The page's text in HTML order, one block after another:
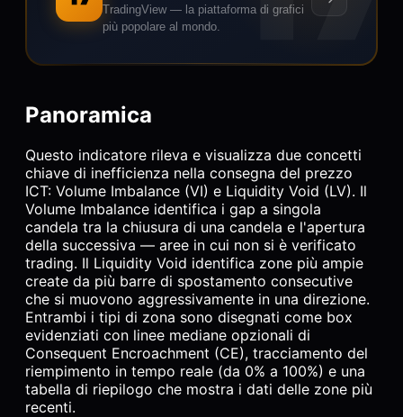
TradingView — la piattaforma di grafici
più popolare al mondo.
Panoramica
Questo indicatore rileva e visualizza due concetti
chiave di inefficienza nella consegna del prezzo
ICT: Volume Imbalance (VI) e Liquidity Void (LV). Il
Volume Imbalance identifica i gap a singola
candela tra la chiusura di una candela e l'apertura
della successiva — aree in cui non si è verificato
trading. Il Liquidity Void identifica zone più ampie
create da più barre di spostamento consecutive
che si muovono aggressivamente in una direzione.
Entrambi i tipi di zona sono disegnati come box
evidenziati con linee mediane opzionali di
Consequent Encroachment (CE), tracciamento del
riempimento in tempo reale (da 0% a 100%) e una
tabella di riepilogo che mostra i dati delle zone più
recenti.